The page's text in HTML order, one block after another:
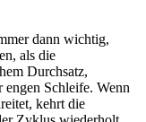
dann wichtig,
als die
Durchsatz,
Schleife. Wenn
kehrt die